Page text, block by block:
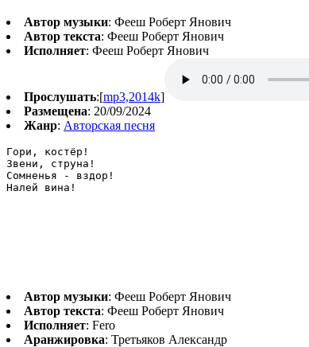
Автор музыки: Фееш Роберт Янович
Автор текста: Фееш Роберт Янович
Исполняет: Фееш Роберт Янович
Прослушать:[mp3,2014k]
Размещена: 20/09/2024
Жанр: Авторская песня
Гори, костёр!
Звени, струна!
Сомненья - вздор!
Налей вина!
Автор музыки: Фееш Роберт Янович
Автор текста: Фееш Роберт Янович
Исполняет: Fero
Аранжировка: Третьяков Александр